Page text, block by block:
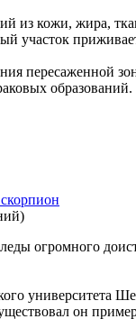
из кожи, жира,
участок
пересаженной
)
огромного
он